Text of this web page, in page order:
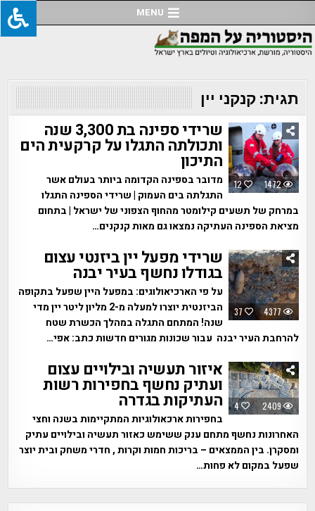
to
content
MENU
תגית:קנקני יין
12 1472
שרידי ספינה בת 3,300 שנה
ותכולתה התגלו על קרקעית הים
התיכון
מדובר בספינה הקדומה ביותר בעולם אשר
התגלתה בים העמוק | שרידי הספינה התגלו
במרחק של תשעים קילומטר מהחוף הצפוני של ישראל | בתחום
מציאת הספינה העתיקה נמצאו גם מאות קנקנים…
37 4377
שרידי מפעל יין ביזנטי עצום
בגודלו נחשף בעיר יבנה
על פי הארכיאולוגים: במפעל היין שפעל בתקופה
הביזנטית יוצרו למעלה מ-2 מליון ליטר יין מדי
שנה! המתחם התגלה במהלך הכשרת שטח
להרחבת העיר יבנה עבור שכונות מגורים חדשות כתב: אפי…
4 2409
איזור תעשיה ובילויים עצום
ועתיק נחשף בחפירות רשות
העתיקות בגדרה
בחפירות ארכאולוגיות המתקיימות בשנה וחצי
האחרונות נחשף מתחם ענק ששימש כאזור תעשיה ובילויים עתיק
ומסקרן. בין הממצאים – בריכות חמות וקרות , חדרי משחק ובית יוצר
שפעל במקום לא פחות…